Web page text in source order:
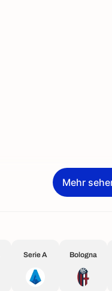
Mehr
Serie A Bologna